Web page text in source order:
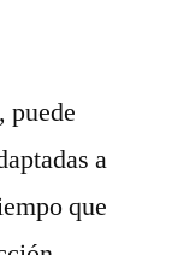
puede
a
que